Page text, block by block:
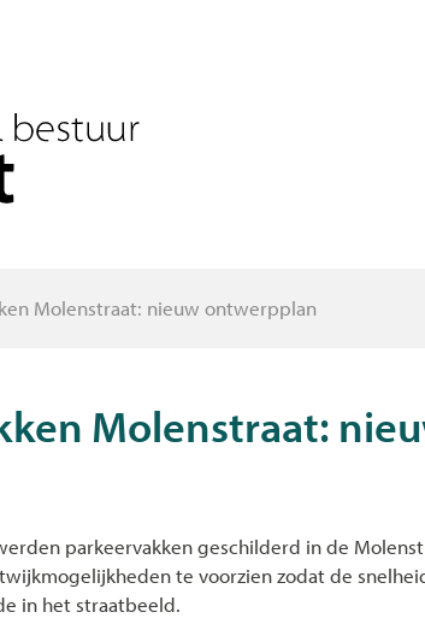
Molenstraat: nieuw ontwerpplan
Molenstraat:
parkeervakken geschilderd in de
te voorzien zodat de
in het straatbeeld.